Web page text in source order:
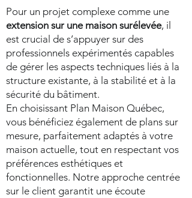
Pour un projet complexe comme une
extension sur une maison surélevée, il
est crucial de s’appuyer sur des
professionnels expérimentés capables
de gérer les aspects techniques liés à la
structure existante, à la stabilité et à la
sécurité du bâtiment.
En choisissant Plan Maison Québec,
vous bénéficiez également de plans sur
mesure, parfaitement adaptés à votre
maison actuelle, tout en respectant vos
préférences esthétiques et
fonctionnelles. Notre approche centrée
sur le client garantit une écoute